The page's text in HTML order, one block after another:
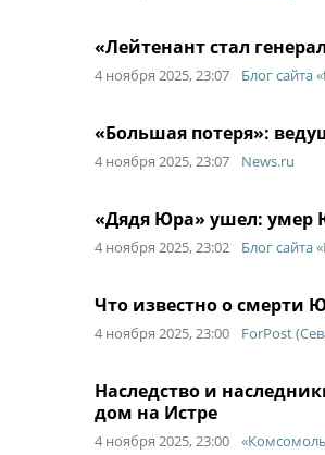
«Лейтенант стал
4 ноября 2025, 23:07 Блог сайта
«Большая потеря»:
4 ноября 2025, 23:07 News.ru
«Дядя Юра» ушел: умер
4 ноября 2025, 23:02 Блог сайта
Что известно о смерти
4 ноября 2025, 23:00 ForPost
Наследство и
дом на Истре
4 ноября 2025, 23:00